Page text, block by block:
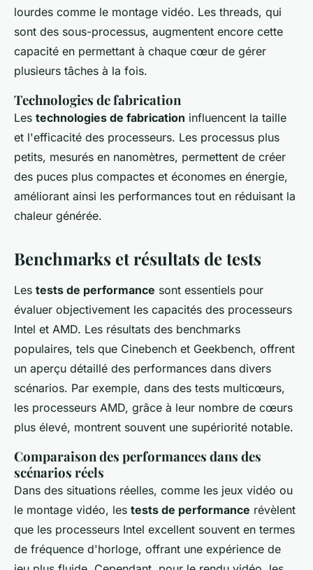
lourdes comme le montage vidéo. Les threads, qui
sont des sous-processus, augmentent encore cette
capacité en permettant à chaque cœur de gérer
plusieurs tâches à la fois.
Technologies de fabrication
Les technologies de fabrication influencent la taille
et l'efficacité des processeurs. Les processus plus
petits, mesurés en nanomètres, permettent de créer
des puces plus compactes et économes en énergie,
améliorant ainsi les performances tout en réduisant la
chaleur générée.
Benchmarks et résultats de tests
Les tests de performance sont essentiels pour
évaluer objectivement les capacités des processeurs
Intel et AMD. Les résultats des benchmarks
populaires, tels que Cinebench et Geekbench, offrent
un aperçu détaillé des performances dans divers
scénarios. Par exemple, dans des tests multicœurs,
les processeurs AMD, grâce à leur nombre de cœurs
plus élevé, montrent souvent une supériorité notable.
Comparaison des performances dans des
scénarios réels
Dans des situations réelles, comme les jeux vidéo ou
le montage vidéo, les tests de performance révèlent
que les processeurs Intel excellent souvent en termes
de fréquence d'horloge, offrant une expérience de